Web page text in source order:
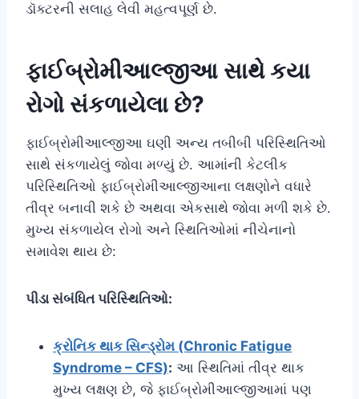
ડૉક્ટરની સલાહ લેવી મહત્વપૂર્ણ છે.
ફાઈબ્રોમીઆલ્જીઆ સાથે કયા
રોગો સંકળાયેલા છે?
ફાઈબ્રોમીઆલ્જીઆ ઘણી અન્ય તબીબી પરિસ્થિતિઓ
સાથે સંકળાયેલું જોવા મળ્યું છે. આમાંની કેટલીક
પરિસ્થિતિઓ ફાઈબ્રોમીઆલ્જીઆના લક્ષણોને વધારે
તીવ્ર બનાવી શકે છે અથવા એકસાથે જોવા મળી શકે છે.
મુખ્ય સંકળાયેલ રોગો અને સ્થિતિઓમાં નીચેનાનો
સમાવેશ થાય છે:
પીડા સંબંધિત પરિસ્થિતિઓ:
ક્રોનિક થાક સિન્ડ્રોમ (Chronic Fatigue
Syndrome – CFS): આ સ્થિતિમાં તીવ્ર થાક
મુખ્ય લક્ષણ છે, જે ફાઈબ્રોમીઆલ્જીઆમાં પણ